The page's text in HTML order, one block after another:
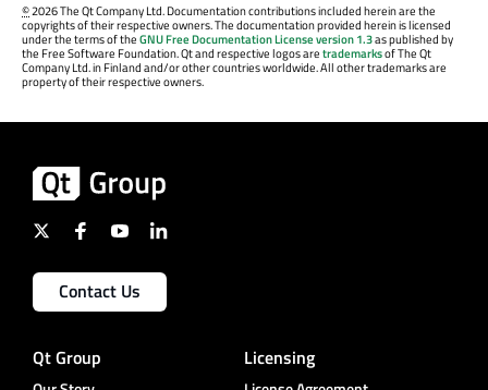
©2026 The Qt Company Ltd. Documentation contributions included herein are the
copyrights of their respective owners. The documentation provided herein is licensed
under the terms of theGNU Free Documentation License version 1.3as published by
the Free Software Foundation. Qt and respective logos aretrademarksof The Qt
Company Ltd. in Finland and/or other countries worldwide. All other trademarks are
property of their respective owners.
Contact Us
Qt Group Licensing